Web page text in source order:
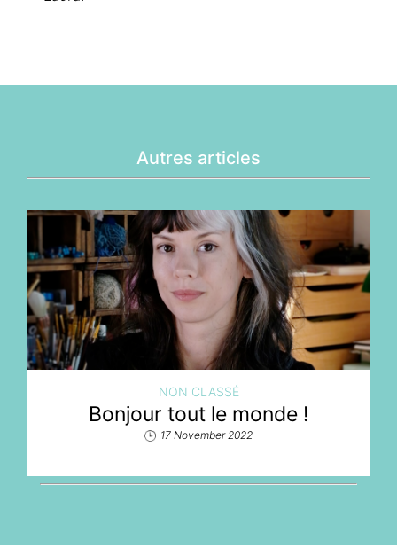
Autres articles
NON CLASSÉ
Bonjour tout le monde !
17 November 2022